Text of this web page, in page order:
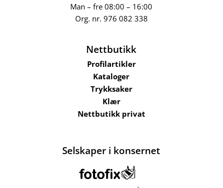
Man – fre 08:00 – 16:00
Org. nr. 976 082 338
Nettbutikk
Profilartikler
Kataloger
Trykksaker
Klær
Nettbutikk privat
Selskaper i konsernet